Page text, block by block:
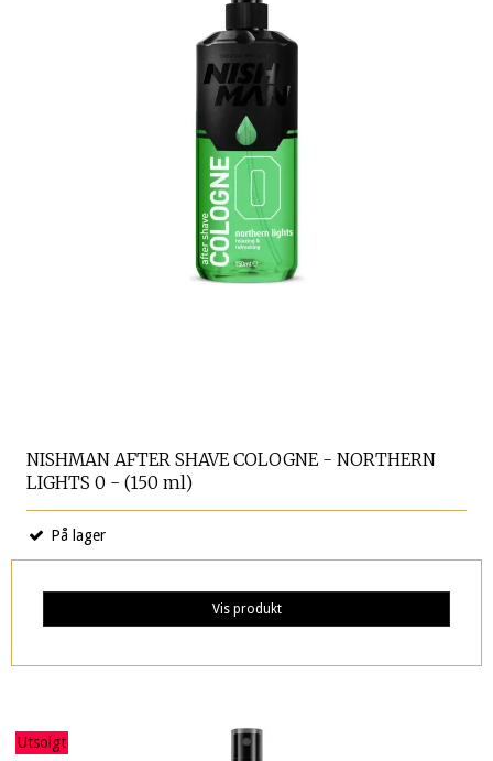
NISHMAN AFTER SHAVE COLOGNE - NORTHERN
LIGHTS 0 - (150 ml)
På lager
Vis produkt
Utsolgt